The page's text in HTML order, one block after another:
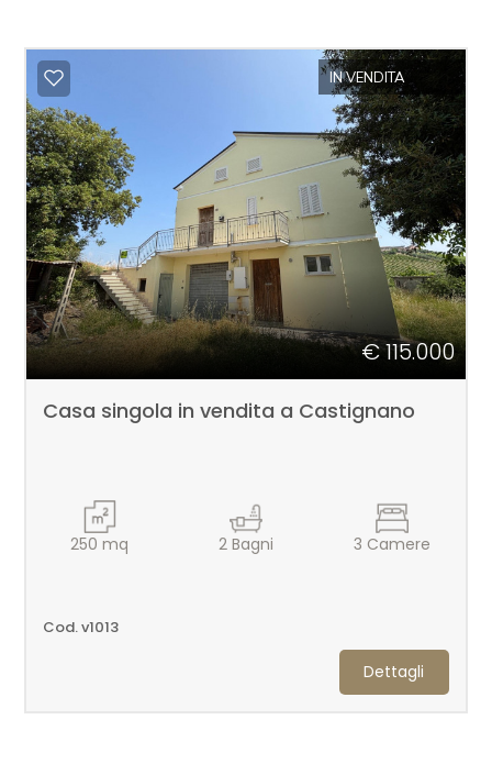
IN VENDITA
€ 115.000
Casa singola in vendita a Castignano
250 mq 2Bagni 3 Camere
Cod. v1013
Dettagli